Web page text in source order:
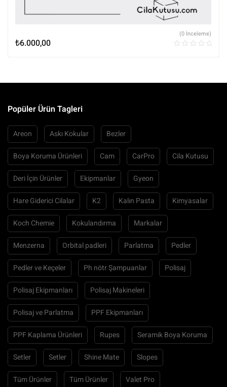
₺6.000,00
(0 İnceleme)
Popüler Ürün Tagleri
Areon Askı Kokular Bezler
Boya Koruma Ürünleri Cam CarPro Cila Kutusu
Deri İçin Ürünler Ekipmanlar Gyeon
Hare Giderici Cilalar K2 Kalın Pasta Kimyasalar
Koch Chemie Kokulandırma Markalar
Menzerna Orbital padleri Parlatma Pedler
Pedler ve Keçeler Ph nötr Şampuanlar Polisaj
Polisaj Ekipmanları Polisaj Makineleri
Polisaj ve Parlatma PPF Ekipmanları
PPF Kaplama Ürünleri Rupes Seramik Boya Koruma
Setler Setler Shine Mate Slopes
Tüm Ürünler Tüm Ürünler Valet Pro